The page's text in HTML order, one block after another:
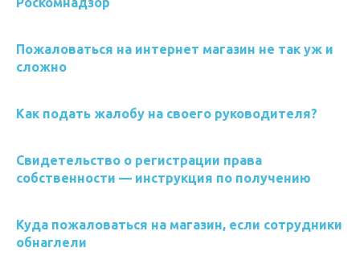
Пожаловаться на интернет магазин не так уж и
сложно
Как подать жалобу на своего руководителя?
Свидетельство о регистрации права
собственности — инструкция по получению
Куда пожаловаться на магазин, если сотрудники
обнаглели